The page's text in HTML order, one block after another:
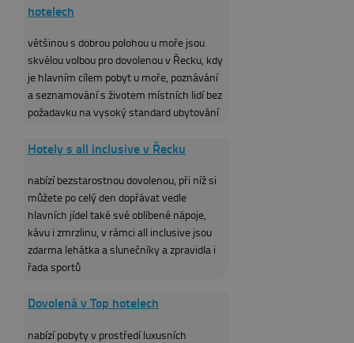
hotelech
většinou s dobrou polohou u moře jsou
skvělou volbou pro dovolenou v Řecku, kdy
je hlavním cílem pobyt u moře, poznávání
a seznamování s životem místních lidí bez
požadavku na vysoký standard ubytování
Hotely s all inclusive v Řecku
nabízí bezstarostnou dovolenou, při níž si
můžete po celý den dopřávat vedle
hlavních jídel také své oblíbené nápoje,
kávu i zmrzlinu, v rámci all inclusive jsou
zdarma lehátka a slunečníky a zpravidla i
řada sportů
Dovolená v Top hotelech
nabízí pobyty v prostředí luxusních